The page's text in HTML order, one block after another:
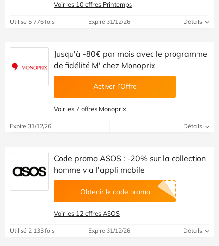
Voir les 10 offres Printemps
Utilisé 5 776 fois Expire 31/12/26 Détails
Jusqu'à -80€ par mois avec le programme
de fidélité M' chez Monoprix
Activer l’Offre
Voir les 7 offres Monoprix
Expire 31/12/26 Détails
Code promo ASOS : -20% sur la collection
homme via l'appli mobile
Obtenir le code promo
Voir les 12 offres ASOS
Utilisé 2 133 fois Expire 31/12/26 Détails